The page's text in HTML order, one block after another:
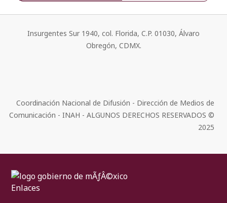
Insurgentes Sur 1940, col. Florida, C.P. 01030, Álvaro
Obregón, CDMX.
Coordinación Nacional de Difusión - Dirección de Medios de
Comunicación - INAH - ALGUNOS DERECHOS RESERVADOS ©
2025
Enlaces